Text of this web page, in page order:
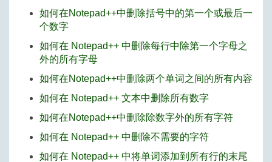
如何在Notepad++中删除括号中的第一个或最后一
个数字
如何在 Notepad++ 中删除每行中除第一个字母之
外的所有字母
如何在Notepad++中删除两个单词之间的所有内容
如何在 Notepad++ 文本中删除所有数字
如何在Notepad++中删除除数字外的所有字符
如何在 Notepad++ 中删除不需要的字符
如何在 Notepad++ 中将单词添加到所有行的末尾